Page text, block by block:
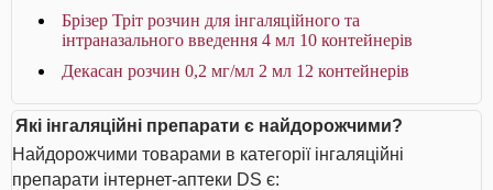
Брізер Тріт розчин для інгаляційного та
інтраназального введення 4 мл 10 контейнерів
Декасан розчин 0,2 мг/мл 2 мл 12 контейнерів
Які інгаляційні препарати є найдорожчими?
Найдорожчими товарами в категорії інгаляційні
препарати інтернет-аптеки DS є: